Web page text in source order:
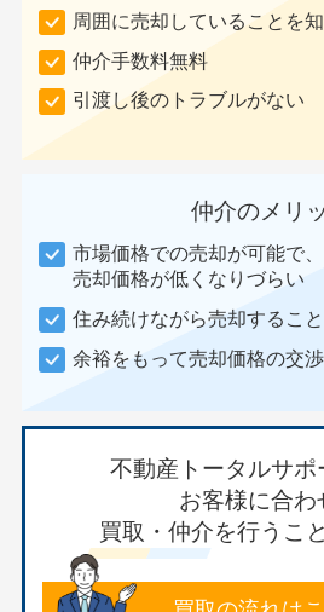
周囲に売却していることを
仲介手数料無料
引渡し後のトラブルがない
仲介のメリ
市場価格での売却が可能で、
売却価格が低くなりづらい
住み続けながら売却するこ
余裕をもって売却価格の交
不動産トータルサポ
お客様に合わ
買取・仲介を行うこ